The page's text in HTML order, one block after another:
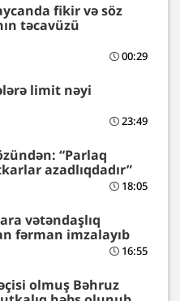
fikir və söz
təcavüzü
00:29
limit nəyi
23:49
“Parlaq
azadlıqdadır”
18:05
vətəndaşlıq
fərman imzalayıb
16:55
olmuş Bəhruz